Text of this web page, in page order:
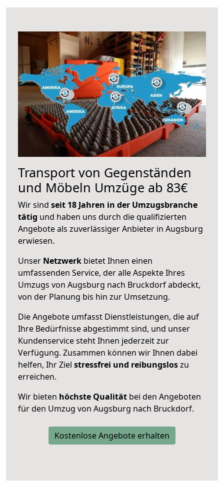
Transport von Gegenständen
und Möbeln Umzüge ab 83€
Wir sind seit 18 Jahren in der Umzugsbranche
tätig und haben uns durch die qualifizierten
Angebote als zuverlässiger Anbieter in Augsburg
erwiesen.
Unser Netzwerk bietet Ihnen einen
umfassenden Service, der alle Aspekte Ihres
Umzugs von Augsburg nach Bruckdorf abdeckt,
von der Planung bis hin zur Umsetzung.
Die Angebote umfasst Dienstleistungen, die auf
Ihre Bedürfnisse abgestimmt sind, und unser
Kundenservice steht Ihnen jederzeit zur
Verfügung. Zusammen können wir Ihnen dabei
helfen, Ihr Ziel stressfrei und reibungsloszu
erreichen.
Wir bieten höchste Qualität bei den Angeboten
für den Umzug von Augsburg nach Bruckdorf.
Kostenlose Angebote erhalten